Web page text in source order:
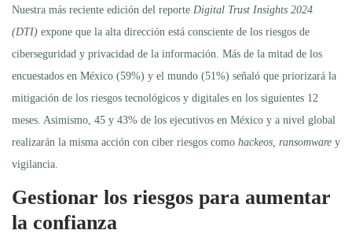
Nuestra más reciente edición del reporte Digital Trust Insights 2024
(DTI) expone que la alta dirección está consciente de los riesgos de
ciberseguridad y privacidad de la información. Más de la mitad de los
encuestados en México (59%) y el mundo (51%) señaló que priorizará la
mitigación de los riesgos tecnológicos y digitales en los siguientes 12
meses. Asimismo, 45 y 43% de los ejecutivos en México y a nivel global
realizarán la misma acción con ciber riesgos como hackeos, ransomware y
vigilancia.
Gestionar los riesgos para aumentar
la confianza